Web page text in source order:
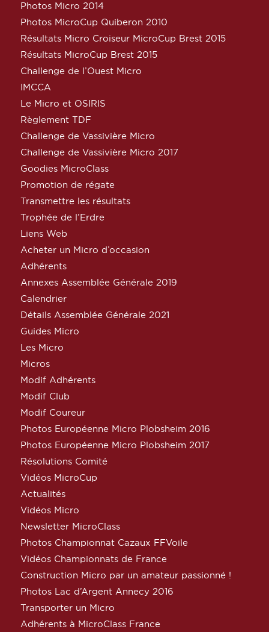
Photos Micro 2014
Photos MicroCup Quiberon 2010
Résultats Micro Croiseur MicroCup Brest 2015
Résultats MicroCup Brest 2015
Challenge de l’Ouest Micro
IMCCA
Le Micro et OSIRIS
Règlement TDF
Challenge de Vassivière Micro
Challenge de Vassivière Micro 2017
Goodies MicroClass
Promotion de régate
Transmettre les résultats
Trophée de l’Erdre
Liens Web
Acheter un Micro d’occasion
Adhérents
Annexes Assemblée Générale 2019
Calendrier
Détails Assemblée Générale 2021
Guides Micro
Les Micro
Micros
Modif Adhérents
Modif Club
Modif Coureur
Photos Européenne Micro Plobsheim 2016
Photos Européenne Micro Plobsheim 2017
Résolutions Comité
Vidéos MicroCup
Actualités
Vidéos Micro
Newsletter MicroClass
Photos Championnat Cazaux FFVoile
Vidéos Championnats de France
Construction Micro par un amateur passionné !
Photos Lac d’Argent Annecy 2016
Transporter un Micro
Adhérents à MicroClass France